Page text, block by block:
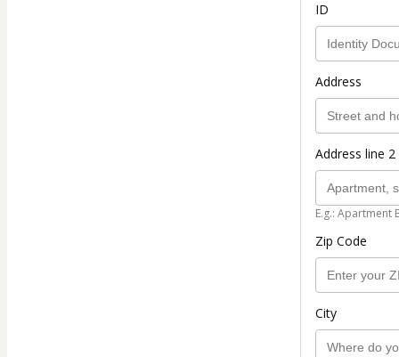
ID
Address
Address line
E.g.: Apartment
Zip Code
City